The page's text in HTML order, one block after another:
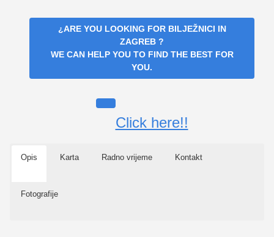
¿ARE YOU LOOKING FOR BILJEŽNICI IN
ZAGREB ?
WE CAN HELP YOU TO FIND THE BEST FOR
YOU.
Click here!!
Opis Karta Radno vrijeme Kontakt
Fotografije